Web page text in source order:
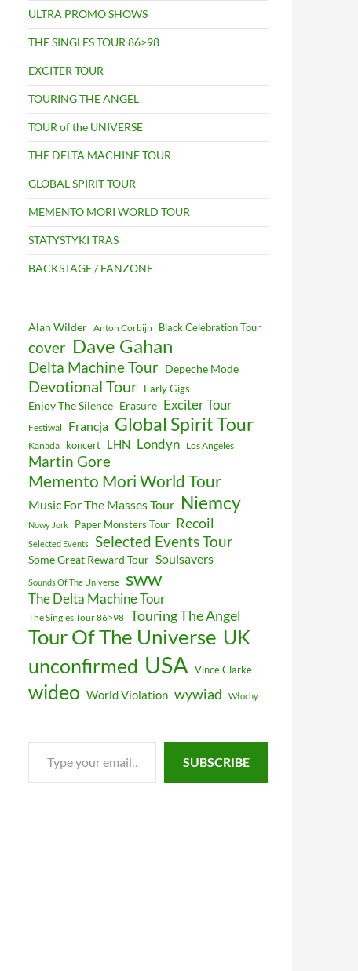
ULTRA PROMO SHOWS
THE SINGLES TOUR 86>98
EXCITER TOUR
TOURING THE ANGEL
TOUR of the UNIVERSE
THE DELTA MACHINE TOUR
GLOBAL SPIRIT TOUR
MEMENTO MORI WORLD TOUR
STATYSTYKI TRAS
BACKSTAGE / FANZONE
Alan Wilder Anton Corbijn Black Celebration Tour
cover Dave Gahan
Delta Machine Tour Depeche Mode
Devotional Tour Early Gigs
Enjoy The Silence Erasure Exciter Tour
Festiwal Francja Global Spirit Tour
Kanada koncert LHN Londyn Los Angeles
Martin Gore
Memento Mori World Tour
Music For The Masses Tour Niemcy
Nowy Jork Paper Monsters Tour Recoil
Selected Events Selected Events Tour
Some Great Reward Tour Soulsavers
Sounds Of The Universe sww
The Delta Machine Tour
The Singles Tour 86>98 Touring The Angel
Tour Of The Universe UK
unconfirmed USA Vince Clarke
wideo World Violation wywiad Włochy
your
SUBSCRIBE